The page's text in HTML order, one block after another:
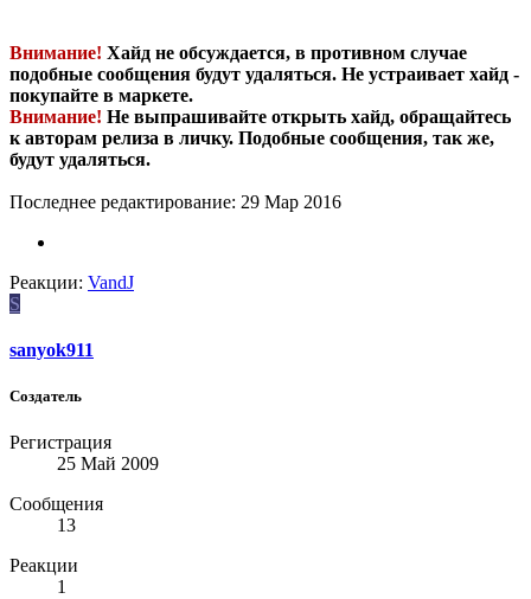
Внимание! Хайд не обсуждается, в противном случае
подобные сообщения будут удаляться. Не устраивает хайд -
покупайте в маркете.
Внимание! Не выпрашивайте открыть хайд, обращайтесь
к авторам релиза в личку. Подобные сообщения, так же,
будут удаляться.
Последнее редактирование: 29 Мар 2016
Реакции: VandJ
S
sanyok911
Создатель
Регистрация
25 Май 2009
Сообщения
13
Реакции
1